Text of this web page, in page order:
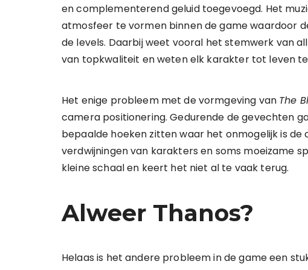
en complementerend geluid toegevoegd. Het
atmosfeer te vormen binnen de game waardoor
de levels. Daarbij weet vooral het stemwerk van
van topkwaliteit en weten elk karakter tot leven
Het enige probleem met de vormgeving van The
camera positionering. Gedurende de gevechten
bepaalde hoeken zitten waar het onmogelijk is
verdwijningen van karakters en soms moeizame
kleine schaal en keert het niet al te vaak terug.
Alweer Thanos?
Helaas is het andere probleem in de game een